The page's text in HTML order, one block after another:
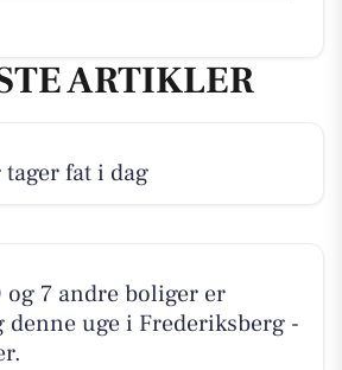
ARTIKLER
fat i dag
og 7 andre boliger er
uge i Frederiksberg -